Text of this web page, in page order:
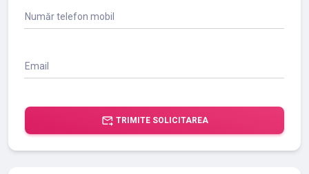
Număr telefon mobil
Email
forward_to_inbox TRIMITE SOLICITAREA